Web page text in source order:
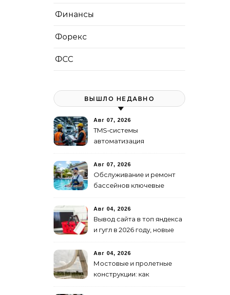
Финансы
Форекс
ФСС
ВЫШЛО НЕДАВНО
Авг 07, 2026
TMS‑системы
автоматизация
Авг 07, 2026
Обслуживание и ремонт
бассейнов ключевые
Авг 04, 2026
Вывод сайта в топ яндекса
и гугл в 2026 году, новые
Авг 04, 2026
Мостовые и пролетные
конструкции: как